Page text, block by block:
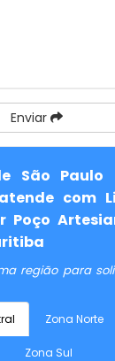
Enviar
São Paulo
com
Poço
região para
Zona Norte
Zona Sul